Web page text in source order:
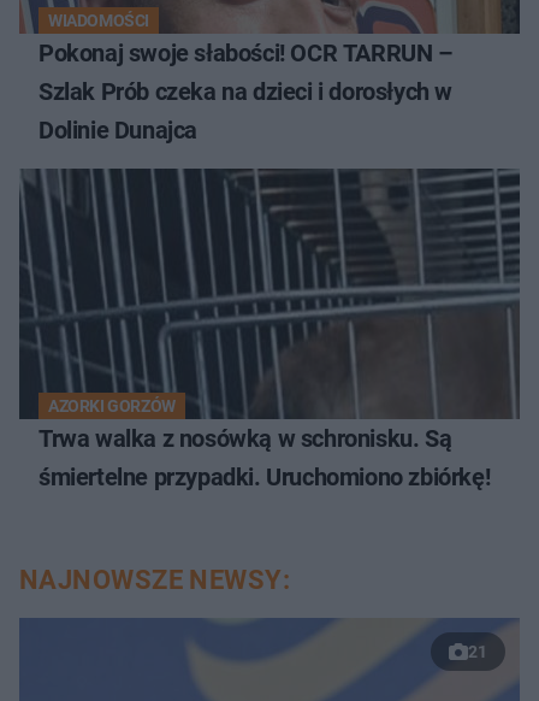
WIADOMOŚCI
Pokonaj swoje słabości! OCR TARRUN –
Szlak Prób czeka na dzieci i dorosłych w
Dolinie Dunajca
AZORKI GORZÓW
Trwa walka z nosówką w schronisku. Są
śmiertelne przypadki. Uruchomiono zbiórkę!
NAJNOWSZE NEWSY:
21